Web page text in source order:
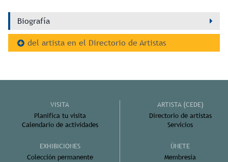
Biografía
del artista en el Directorio de Artistas
VISITA
Planifica tu visita
Calendario de actividades
EXHIBICIONES
Colección permanente
ARTISTA (CEDE)
Directorio de artistas
Servicios
ÚNETE
Membresía